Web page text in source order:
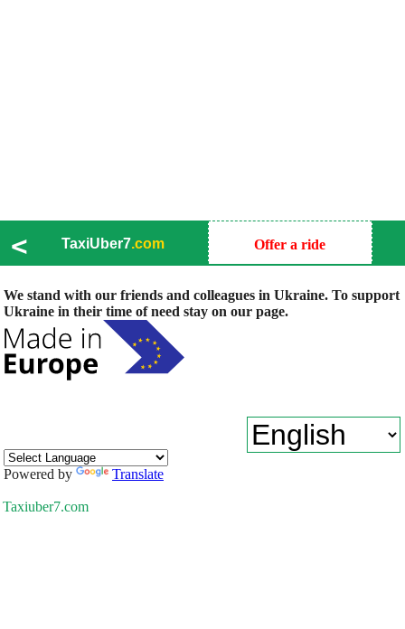
< TaxiUber7.com Offer a ride
We stand with our friends and colleagues in Ukraine. To support
Ukraine in their time of need stay on our page.
Powered by Translate
Taxiuber7.com